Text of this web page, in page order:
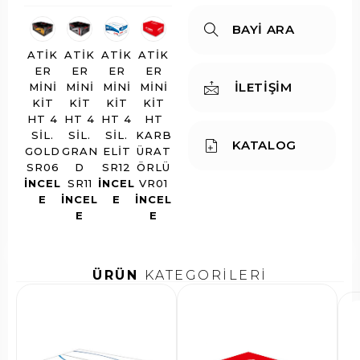
ATIK
ER
MINI
KIT
HT 4
SIL.
GOLD
SR06
INCEL
E
ATIK
ER
MINI
KIT
HT 4
SIL.
GRAN
D
SR11
INCEL
E
ATIK
ER
MINI
KIT
HT 4
SIL.
ELIT
SR12
INCEL
E
ATIK
ER
MINI
KIT
HT
KARB
ÜRAT
ÖRLÜ
VR01
INCEL
E
BAYİ ARA
İLETİŞİM
KATALOG
ÜRÜN KATEGORİLERİ